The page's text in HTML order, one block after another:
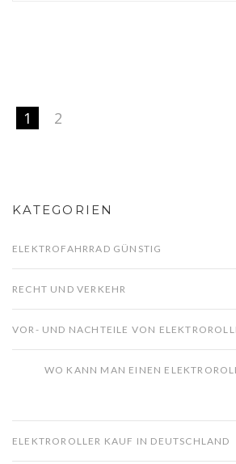
1 2
KATEGORIEN
ELEKTROFAHRRAD GÜNSTIG
RECHT UND VERKEHR
VOR- UND NACHTEILE VON
WO KANN MAN EINEN
ELEKTROROLLER KAUF IN DEUTSCHLAND